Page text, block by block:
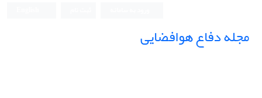
مجله دفاع هوافضایی